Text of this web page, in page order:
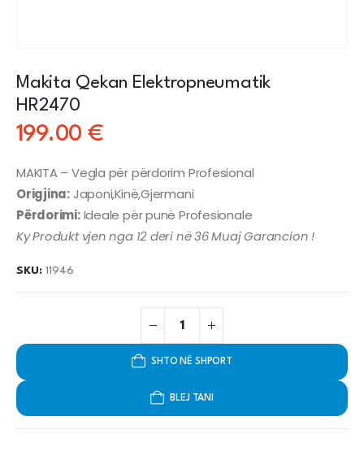
Makita Qekan Elektropneumatik
HR2470
199.00 €
MAKITA – Vegla për përdorim Profesional
Origjina:Japoni,Kinë,Gjermani
Përdorimi:Ideale për punë Profesionale
Ky Produkt vjen nga 12 deri në 36 Muaj Garancion !
SKU: 11946
SHTO NË SHPORT
BLEJ TANI